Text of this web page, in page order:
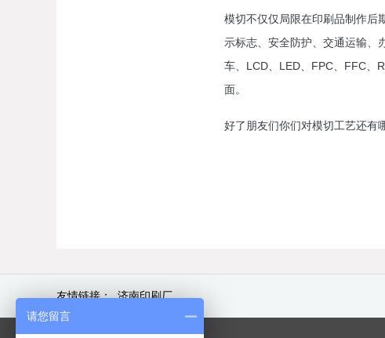
模切不仅仅局限在印刷品制作后
示标志、安全防护、交通运输、
车、LCD、LED、FPC、FFC、
面。
好了朋友们你们对模切工艺还有
友情链接： 济南印刷厂
请您留言